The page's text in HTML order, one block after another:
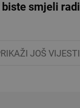
biste smjeli
JOŠ VIJESTI